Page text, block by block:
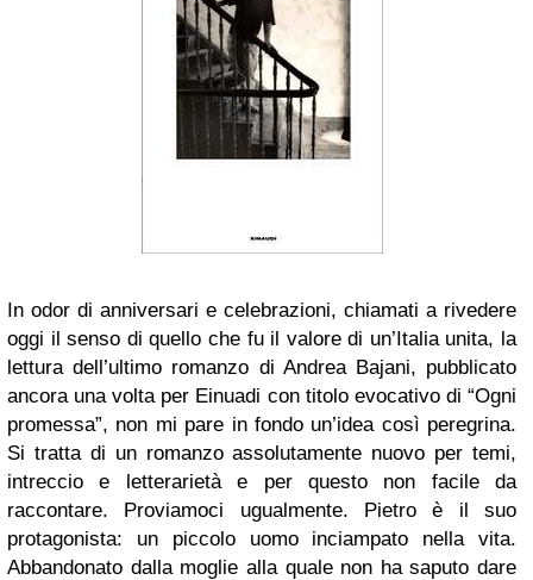
In odor di anniversari e celebrazioni, chiamati a rivedere
oggi il senso di quello che fu il valore di un’Italia unita, la
lettura dell’ultimo romanzo di Andrea Bajani, pubblicato
ancora una volta per Einuadi con titolo evocativo di “Ogni
promessa”, non mi pare in fondo un’idea così peregrina.
Si tratta di un romanzo assolutamente nuovo per temi,
intreccio e letterarietà e per questo non facile da
raccontare. Proviamoci ugualmente. Pietro è il suo
protagonista: un piccolo uomo inciampato nella vita.
Abbandonato dalla moglie alla quale non ha saputo dare